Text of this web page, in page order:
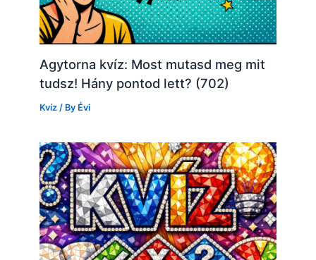
Agytorna kvíz: Most mutasd meg mit
tudsz! Hány pontod lett? (702)
Kvíz / By Évi